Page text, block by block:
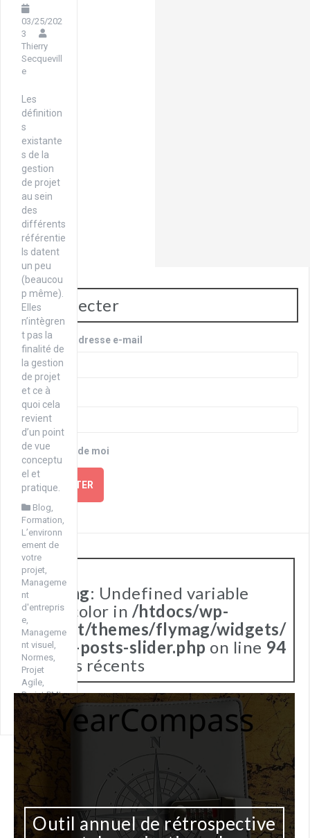
03/25/202
3
Thierry
Secquevill
e
Les
définition
s
existante
s de la
gestion
de projet
au sein
des
différents
référentie
ls datent
un peu
(beaucou
p même).
Elles
n’intègren
t pas la
finalité de
la gestion
de projet
et ce à
quoi cela
revient
d’un point
de vue
conceptu
el et
pratique.
Blog
Formation
L’environn
ement de
votre
projet
Manageme
nt
d'entrepris
e
Manageme
nt visuel
Normes
Projet
Agile
Projet PMI,
Scrum
Se connecter
Identifiant ou adresse e-mail
Mot de passe
Se souvenir de moi
SE CONNECTER
Warning: Undefined variable
$text_color in /htdocs/wp-
content/themes/flymag/widgets/
recent-posts-slider.php on line 94
Articles récents